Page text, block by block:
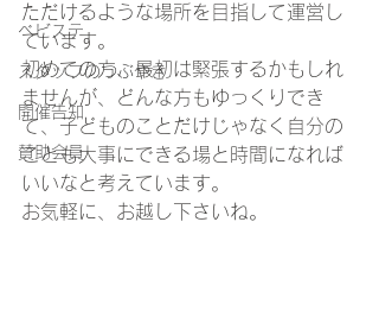
ベビステ
スタッフのつぶやき
開催告知
賛助会員
ただけるような場所を目指して運営し
ています。
初めての方、最初は緊張するかもしれ
ませんが、どんな方もゆっくりでき
て、子どものことだけじゃなく自分の
ことも大事にできる場と時間になれば
いいなと考えています。
お気軽に、お越し下さいね。